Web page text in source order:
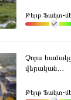
Թերթ Ֆակտ-
Չորս
վերական...
Թերթ Ֆակտ-